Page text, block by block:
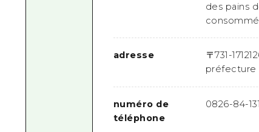
des pains
adresse 〒731-1712
préfecture
numéro de
téléphone
0826-84-